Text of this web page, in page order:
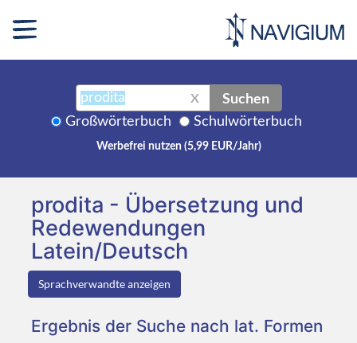
X Suchen
Großwörterbuch Schulwörterbuch
Werbefrei nutzen (5,99 EUR/Jahr)
prodita - Übersetzung und
Redewendungen
Latein/Deutsch
Sprachverwandte anzeigen
Ergebnis der Suche nach lat. Formen